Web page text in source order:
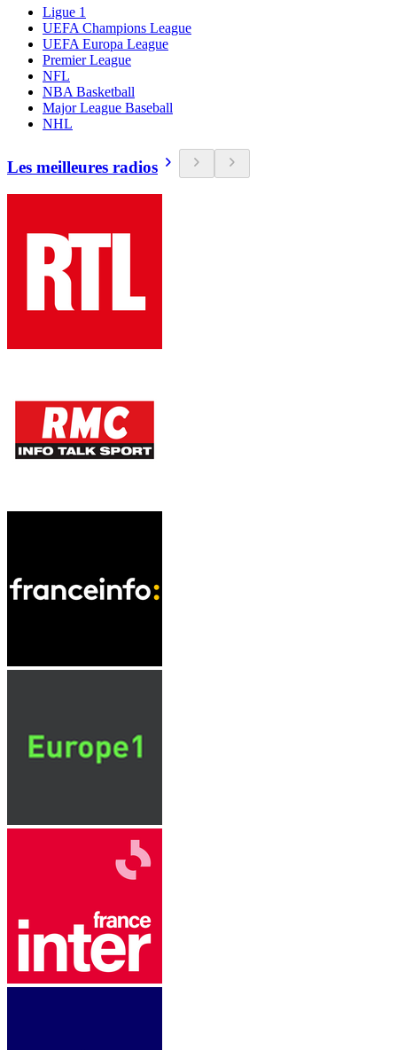
Ligue 1
UEFA Champions League
UEFA Europa League
Premier League
NFL
NBA Basketball
Major League Baseball
NHL
Les meilleures radios